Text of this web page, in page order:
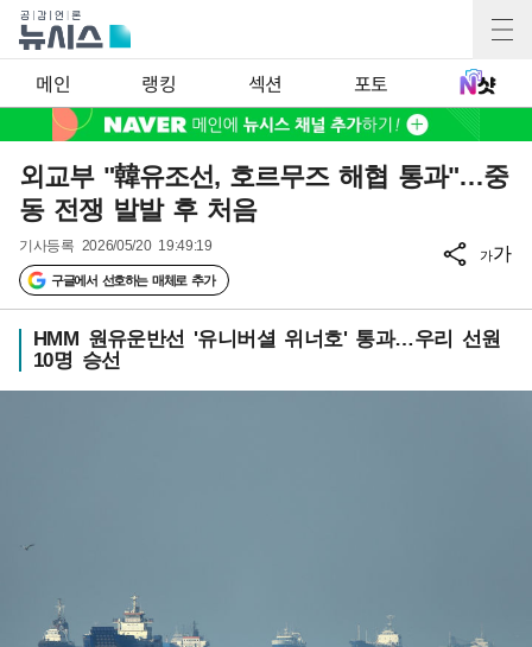
메인 랭킹 섹션 포토
외교부 "韓유조선, 호르무즈 해협 통과"…중
동 전쟁 발발 후 처음
기사등록 2026/05/20 19:49:19
구글에서 선호하는 매체로 추가
가가
HMM 원유운반선 '유니버셜 위너호' 통과…우리 선원
10명 승선